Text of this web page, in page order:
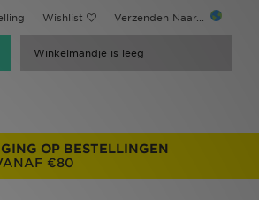
Wishlist Verzenden Naar...
Winkelmandje is leeg
OP BESTELLINGEN
€80